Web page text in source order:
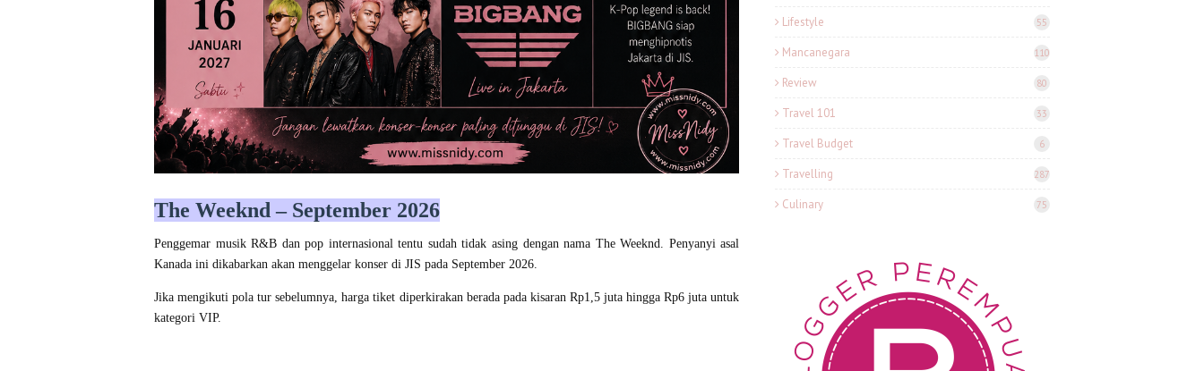
The Weeknd – September 2026
Penggemar musik R&B dan pop internasional tentu sudah tidak asing dengan nama The Weeknd. Penyanyi asal
Kanada ini dikabarkan akan menggelar konser di JIS pada September 2026.
Jika mengikuti pola tur sebelumnya, harga tiket diperkirakan berada pada kisaran Rp1,5 juta hingga Rp6 juta untuk
kategori VIP.
Lifestyle 55
Mancanegara 110
Review 80
Travel 101 33
Travel Budget 6
Travelling 287
Culinary 75